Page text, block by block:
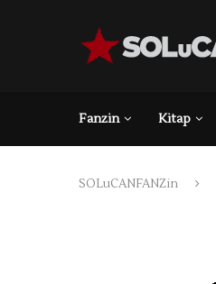
Fanzin Kitap
SOLuCANFANZin